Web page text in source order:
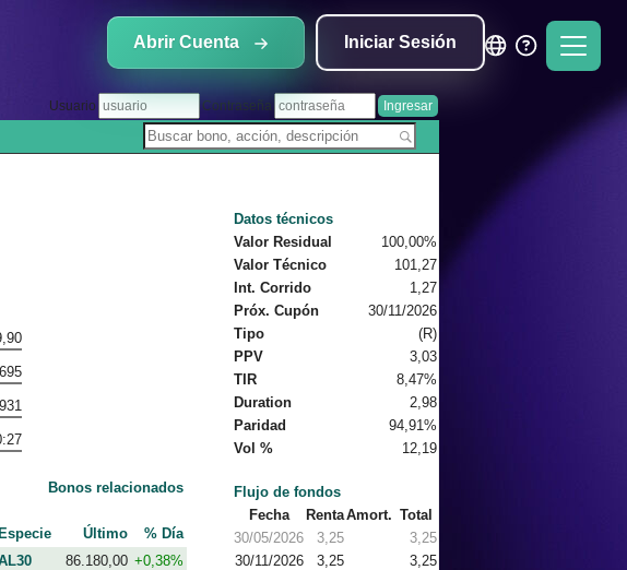
Abrir Cuenta Iniciar Sesión
Usuario Contraseña
931
Bonos relacionados
Especie Último
% Día
86.180,00 +0,38%
Datos técnicos
Valor Residual
100,00%
Valor Técnico
101,27
Int. Corrido
1,27
Próx. Cupón
30/11/2026
Tipo
(R)
PPV
3,03
TIR
8,47%
Duration
2,98
Paridad
94,91%
Vol %
12,19
Flujo de fondos
Fecha
RentaAmort. Total
30/05/2026
3,25
3,25
30/11/2026
3,25
3,25